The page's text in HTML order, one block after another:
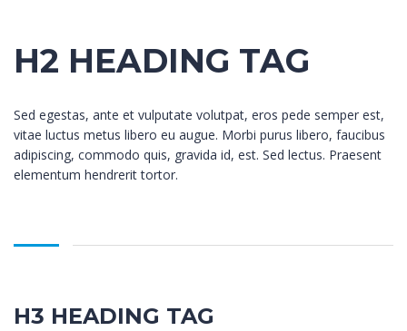
H2 HEADING TAG
Sed egestas, ante et vulputate volutpat, eros pede semper est,
vitae luctus metus libero eu augue. Morbi purus libero, faucibus
adipiscing, commodo quis, gravida id, est. Sed lectus. Praesent
elementum hendrerit tortor.
H3 HEADING TAG